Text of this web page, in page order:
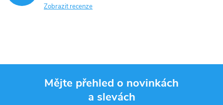
Zobrazit recenze
Mějte přehled o novinkách
a slevách